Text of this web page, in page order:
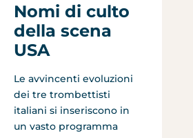
Nomi di culto
della scena
USA
Le avvincenti evoluzioni
dei tre trombettisti
italiani si inseriscono in
un vasto programma